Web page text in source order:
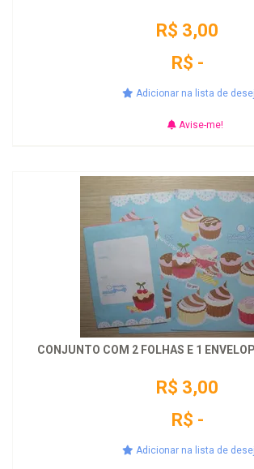
R$ 3,00
R$ -
Adicionar na lista de
Avise-me!
CONJUNTO COM 2 FOLHAS E 1
R$ 3,00
R$ -
Adicionar na lista de